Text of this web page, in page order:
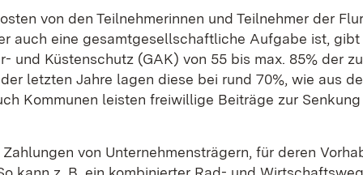
von den Teilnehmerinnen und Teilnehmer der
auch eine gesamtgesellschaftliche Aufgabe ist,
und Küstenschutz (GAK) von 55 bis max. 85% der
letzten Jahre lagen diese bei rund 70%, wie aus
Kommunen leisten freiwillige Beiträge zur
von Unternehmensträgern, für deren